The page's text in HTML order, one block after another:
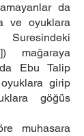
da
ve oyuklara
Suresindeki
) mağaraya
Ebu Talip
girip
göğüs
muhasara